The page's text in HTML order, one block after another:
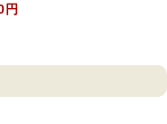
円